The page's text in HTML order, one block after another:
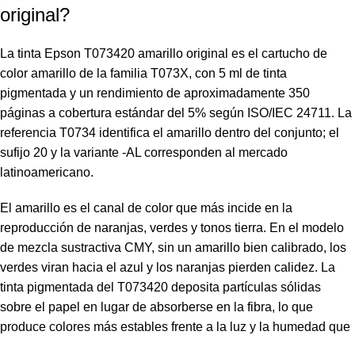
original?
La tinta Epson T073420 amarillo original es el cartucho de
color amarillo de la familia T073X, con 5 ml de tinta
pigmentada y un rendimiento de aproximadamente 350
páginas a cobertura estándar del 5% según ISO/IEC 24711. La
referencia T0734 identifica el amarillo dentro del conjunto; el
sufijo 20 y la variante -AL corresponden al mercado
latinoamericano.
El amarillo es el canal de color que más incide en la
reproducción de naranjas, verdes y tonos tierra. En el modelo
de mezcla sustractiva CMY, sin un amarillo bien calibrado, los
verdes viran hacia el azul y los naranjas pierden calidez. La
tinta pigmentada del T073420 deposita partículas sólidas
sobre el papel en lugar de absorberse en la fibra, lo que
produce colores más estables frente a la luz y la humedad que